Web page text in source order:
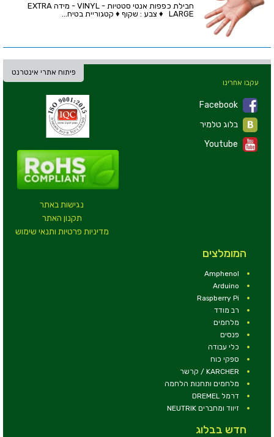
חבילת כפפות אנטי סטטיות - VINYL - מידה EXTRA
LARGE ♦ צבע : שקוף ♦ קטגוריית בטיח...
פיתוח אתרי אינטרנט
נגישות באתר
תקנון האתר
מדיניות פרטיות ותנאי שימוש
עקבו אחרינו
Facebook
Youtube
המומלצים
Amphenol
Arduino
Raspberry Pi
רב מודד
מלחמים
פנסים
כלי עבודה
ספקי כוח
KARCHER / קרשר
מלחמים ותחנות הלחמה
דרמל DREMEL
זיווד ומחברים NEUTRIK
חדש בבלוג